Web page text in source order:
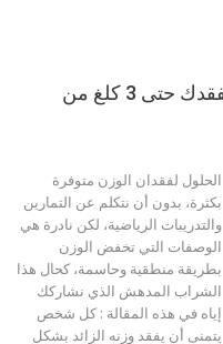
هذه الوصفة المجهولة حتى الآن تفقدك حتى 3 كلغ من
الحلول لفقدان الوزن متوفرة
بكثرة، بدون أن نتكلم عن التمارين
والتدريبات الرياضية، لكن نادرة هي
الوصفات التي تخفض الوزن
بطريقة منطقية وحاسمة، كحال هذا
الشراب المدهش الذي نشاركك
إياه في هذه المقالة : كل شخص
يتمنى أن يفقد وزنه الزائد بشكل